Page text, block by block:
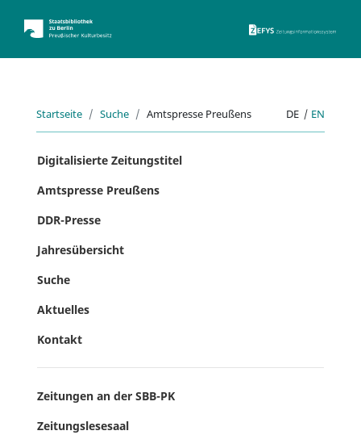
Startseite Suche Amtspresse Preußens DE | EN
Digitalisierte Zeitungstitel
Amtspresse Preußens
DDR-Presse
Jahresübersicht
Suche
Aktuelles
Kontakt
Zeitungen an der SBB-PK
Zeitungslesesaal